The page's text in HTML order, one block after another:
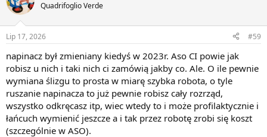
Quadrifoglio Verde
Lip 17, 2026 #59
napinacz był zmieniany kiedyś w 2023r. Aso CI powie jak
robisz u nich i taki nich ci zamówią jakby co. Ale. O ile pewnie
wymiana ślizgu to prosta w miarę szybka robota, o tyle
ruszanie napinacza to już pewnie robisz cały rozrząd,
wszystko odkręcasz itp, wiec wtedy to i może profilaktycznie i
łańcuch wymienić jeszcze a i tak przez robotę zrobi się koszt
(szczególnie w ASO).